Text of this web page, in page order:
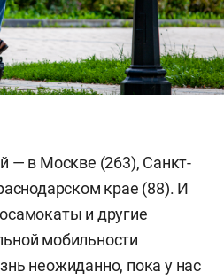
— в Москве (263), Санкт-
крае (88). И
и другие
мобильности
неожиданно, пока у нас